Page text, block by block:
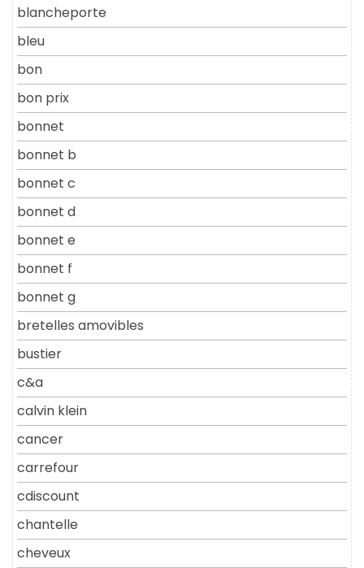
blancheporte
bleu
bon
bon prix
bonnet
bonnet b
bonnet c
bonnet d
bonnet e
bonnet f
bonnet g
bretelles amovibles
bustier
c&a
calvin klein
cancer
carrefour
cdiscount
chantelle
cheveux